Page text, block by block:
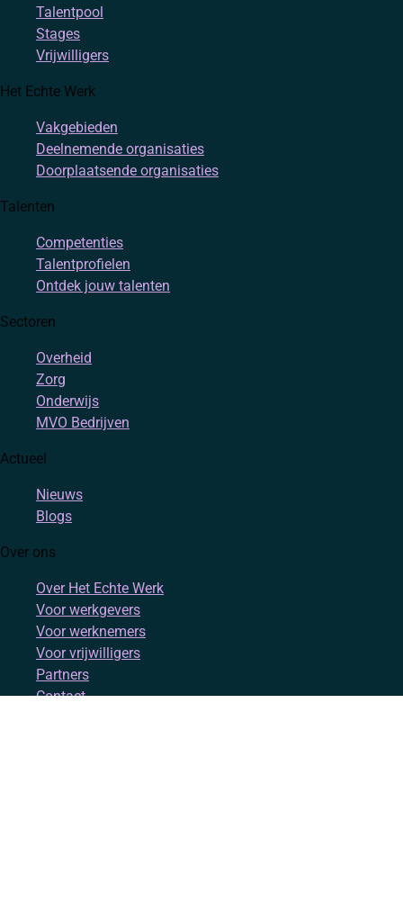
Talentpool
Stages
Vrijwilligers
Het Echte Werk
Vakgebieden
Deelnemende organisaties
Doorplaatsende organisaties
Talenten
Competenties
Talentprofielen
Ontdek jouw talenten
Sectoren
Overheid
Zorg
Onderwijs
MVO Bedrijven
Actueel
Nieuws
Blogs
Over ons
Over Het Echte Werk
Voor werkgevers
Voor werknemers
Voor vrijwilligers
Partners
Contact